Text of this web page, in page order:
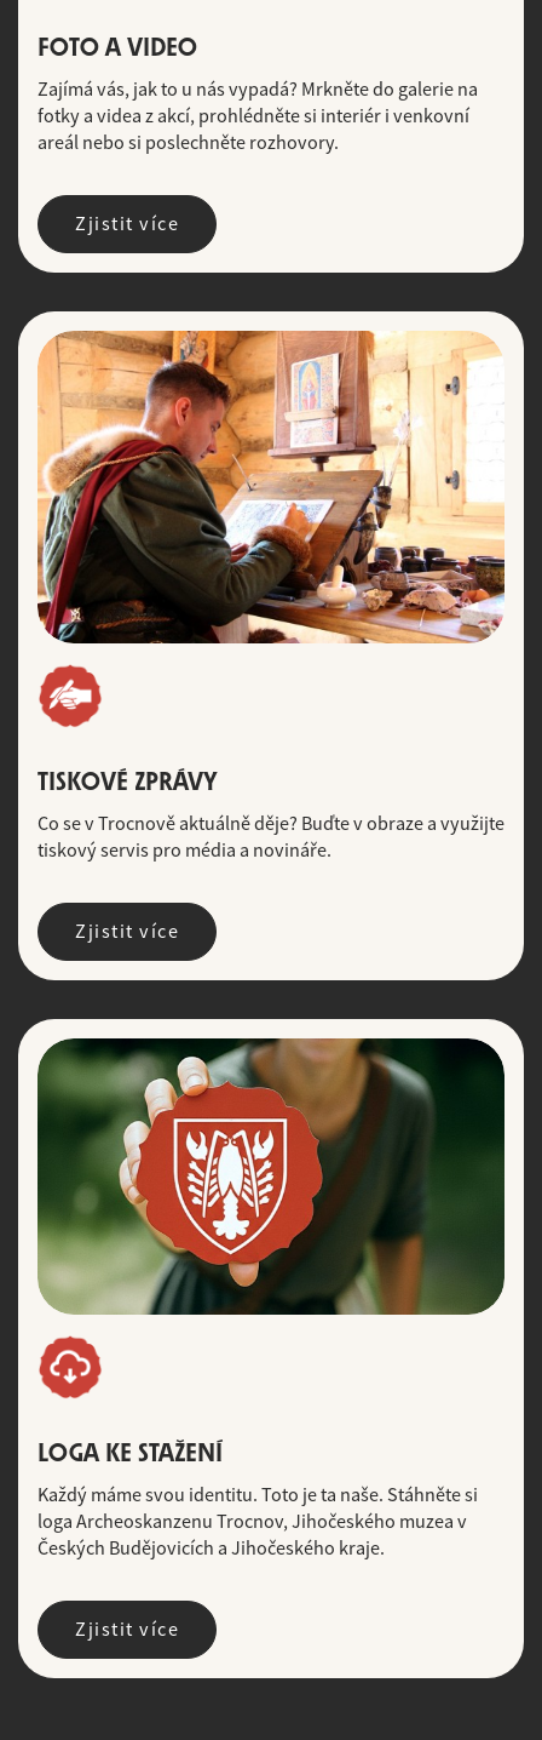
FOTO A VIDEO
Zajímá vás, jak to u nás vypadá? Mrkněte do galerie na
fotky a videa z akcí, prohlédněte si interiér i venkovní
areál nebo si poslechněte rozhovory.
Zjistit více
TISKOVÉ ZPRÁVY
Co se v Trocnově aktuálně děje? Buďte v obraze a využijte
tiskový servis pro média a novináře.
Zjistit více
LOGA KE STAŽENÍ
Každý máme svou identitu. Toto je ta naše. Stáhněte si
loga Archeoskanzenu Trocnov, Jihočeského muzea v
Českých Budějovicích a Jihočeského kraje.
Zjistit více